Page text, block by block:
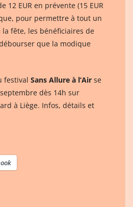
12 EUR en prévente (15 EUR
pour permettre à tout un
fête, les bénéficiaires de
que la modique
festival Sans Allure à l’Air se
dès 14h sur
à Liège. Infos, détails et